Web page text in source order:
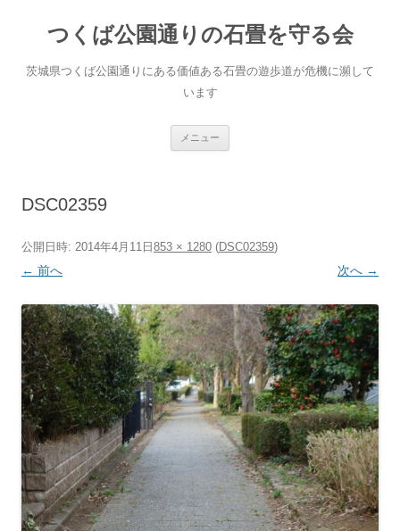
へ
ス
つくば公園通りの石畳を守る会
茨城県つくば公園通りにある価値ある石畳の遊歩道が危機に瀕して
います
メニュー
DSC02359
公開日時: 2014年4月11日 853 × 1280 (DSC02359)
← 前へ 次へ →